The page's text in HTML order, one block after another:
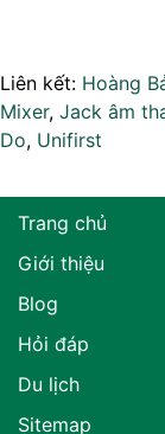
Liên kết: Hoàng
Mixer, Jack âm
Do, Unifirst
Trang chủ
Giới thiệu
Blog
Hỏi đáp
Du lịch
Sitemap